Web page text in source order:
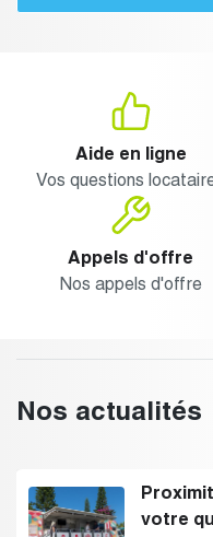
Aide en ligne
Vos questions
Appels d'offre
Nos appels d'offre
Nos actualités
votre